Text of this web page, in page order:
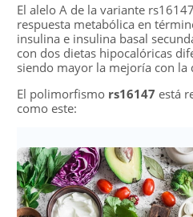
El alelo A de la variante
respuesta metabólica en
insulina e insulina basal
con dos dietas hipocalóricas
siendo mayor la mejoría con la
El polimorfismo rs16147 está
como este: